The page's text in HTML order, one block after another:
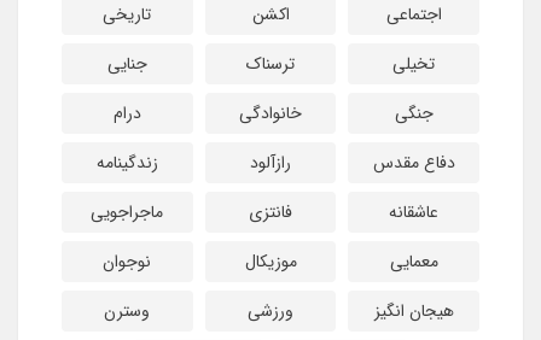
اجتماعی
اکشن
تاریخی
تخیلی
ترسناک
جنایی
جنگی
خانوادگی
درام
دفاع مقدس
رازآلود
زندگینامه
عاشقانه
فانتزی
ماجراجویی
معمایی
موزیکال
نوجوان
هیجان انگیز
ورزشی
وسترن